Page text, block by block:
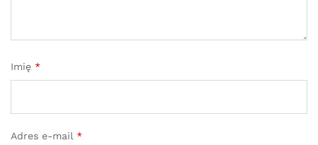
Imię *
Adres e-mail *